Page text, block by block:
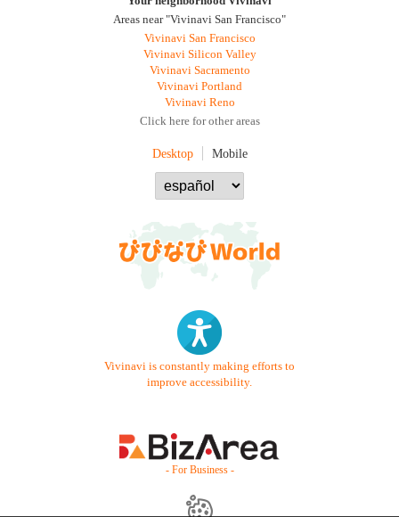
Areas near "Vivinavi San Francisco"
Vivinavi San Francisco
Vivinavi Silicon Valley
Vivinavi Sacramento
Vivinavi Portland
Vivinavi Reno
Click here for other areas
Desktop Mobile
Vivinavi is constantly making efforts to
improve accessibility.
- For Business -